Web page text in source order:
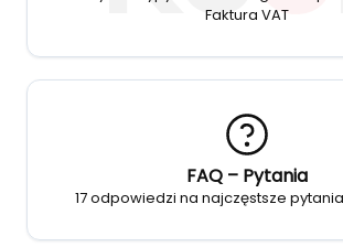
Faktura VAT
FAQ – Pytania
17 odpowiedzi na najczęstsze pytania